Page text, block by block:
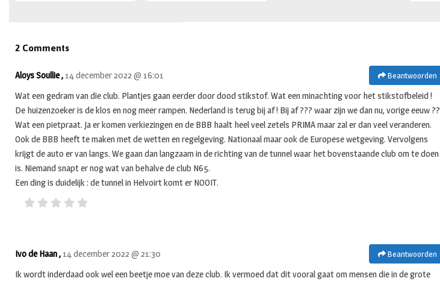
2 Comments
Beantwoorden
Aloys Soullie , 14 december 2022 @ 16:01
Wat een gedram van die club. Plantjes gaan eerder door dood stikstof. Wat een minachting voor het stikstofbeleid !
De huizenzoeker is de klos en nog meer rampen. Nederland is terug bij af ! Bij af ??? waar zijn we dan nu, vorige eeuw ??
Wat een pietpraat. Ja er komen verkiezingen en de BBB haalt heel veel zetels PRIMA maar zal er dan veel veranderen.
Ook de BBB heeft te maken met de wetten en regelgeving. Nationaal maar ook de Europese wetgeving. Vervolgens
krijgt de auto er van langs. We gaan dan langzaam in de richting van de tunnel waar het bovenstaande club om te doen
is. Niemand snapt er nog wat van behalve de club N65.
Een ding is duidelijk : de tunnel in Helvoirt komt er NOOIT.
Beantwoorden
Ivo de Haan , 14 december 2022 @ 21:30
Ik wordt inderdaad ook wel een beetje moe van deze club. Ik vermoed dat dit vooral gaat om mensen die in de grote